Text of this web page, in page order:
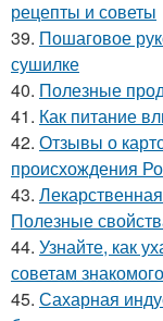
рецепты и советы
39. Пошаговое
сушилке
40. Полезные
41. Как питание
42. Отзывы о
происхождения
43.
Полезные
44. Узнайте, как
советам
45. Сахарная